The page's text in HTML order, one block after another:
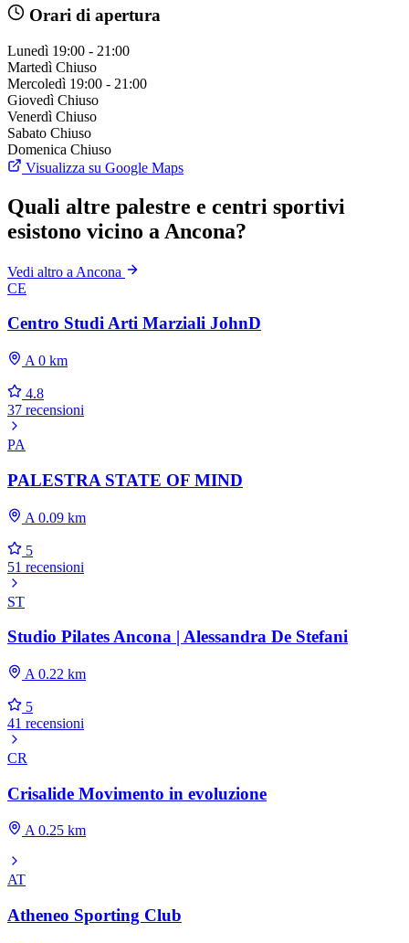
Orari di apertura
Lunedì 19:00 - 21:00
Martedì Chiuso
Mercoledì 19:00 - 21:00
Giovedì Chiuso
Venerdì Chiuso
Sabato Chiuso
Domenica Chiuso
Visualizza su Google Maps
Quali altre palestre e centri sportivi
esistono vicino a Ancona?
Vedi altro a Ancona
CE
Centro Studi Arti Marziali JohnD
A 0 km
4.8
37 recensioni
PA
PALESTRA STATE OF MIND
A 0.09 km
5
51 recensioni
ST
Studio Pilates Ancona | Alessandra De Stefani
A 0.22 km
5
41 recensioni
CR
Crisalide Movimento in evoluzione
A 0.25 km
AT
Atheneo Sporting Club